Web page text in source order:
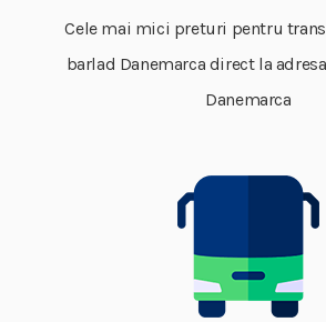
Cele mai mici preturi pentru
barlad Danemarca direct la
Danemarca